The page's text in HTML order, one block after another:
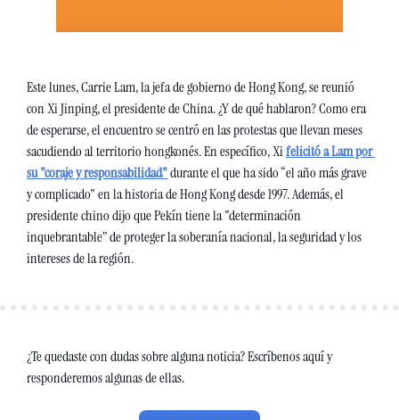
Este lunes, Carrie Lam, la jefa de gobierno de Hong Kong, se reunió
con Xi Jinping, el presidente de China. ¿Y de qué hablaron? Como era
de esperarse, el encuentro se centró en las protestas que llevan meses
sacudiendo al territorio hongkonés. En específico, Xi felicitó a Lam por
su "coraje y responsabilidad" durante el que ha sido “el año más grave
y complicado" en la historia de Hong Kong desde 1997. Además, el
presidente chino dijo que Pekín tiene la "determinación
inquebrantable” de proteger la soberanía nacional, la seguridad y los
intereses de la región.
¿Te quedaste con dudas sobre alguna noticia? Escríbenos aquí y
responderemos algunas de ellas.